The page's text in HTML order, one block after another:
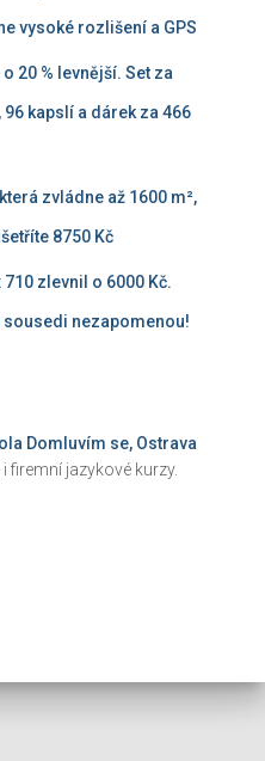
vysoké rozlišení a GPS
20 % levnější. Set za
kapslí a dárek za 466
zvládne až 1600 m²,
8750 Kč
zlevnil o 6000 Kč.
sousedi nezapomenou!
Domluvím se, Ostrava
firemní jazykové kurzy.